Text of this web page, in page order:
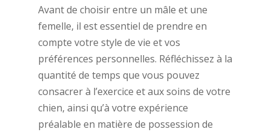
Avant de choisir entre un mâle et une
femelle, il est essentiel de prendre en
compte votre style de vie et vos
préférences personnelles. Réfléchissez à la
quantité de temps que vous pouvez
consacrer à l’exercice et aux soins de votre
chien, ainsi qu’à votre expérience
préalable en matière de possession de